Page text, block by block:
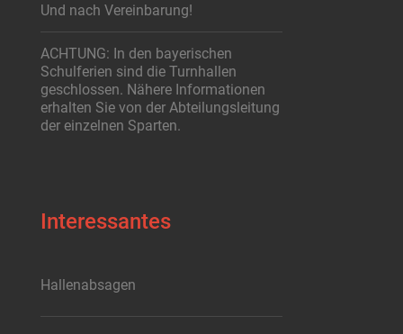
Und nach Vereinbarung!
ACHTUNG: In den bayerischen
Schulferien sind die Turnhallen
geschlossen. Nähere Informationen
erhalten Sie von der Abteilungsleitung
der einzelnen Sparten.
Interessantes
Hallenabsagen